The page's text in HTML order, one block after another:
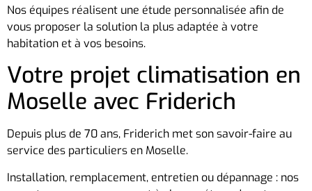
Nos équipes réalisent une étude personnalisée afin de
vous proposer la solution la plus adaptée à votre
habitation et à vos besoins.
Votre projet climatisation en
Moselle avec Friderich
Depuis plus de 70 ans, Friderich met son savoir-faire au
service des particuliers en Moselle.
Installation, remplacement, entretien ou dépannage : nos